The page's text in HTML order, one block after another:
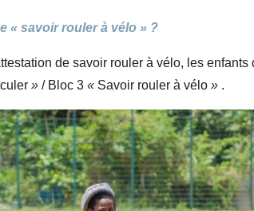
« savoir rouler à vélo » ?
de savoir rouler à vélo, les
» / Bloc 3 « Savoir rouler à vélo » .